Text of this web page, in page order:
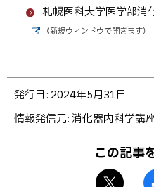
札幌医科大学医学部
イ
ト
（新規ウィンドウで開きます）
ト
プ
発行日: 2024年5月31日
情報発信元 消化器内科学講
この記事